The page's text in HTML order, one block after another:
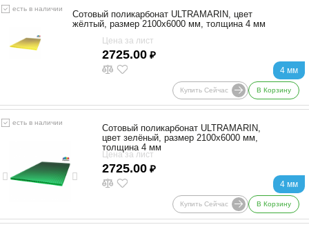
есть в наличии
4 мм
Сотовый поликарбонат ULTRAMARIN, цвет
жёлтый, размер 2100x6000 мм, толщина 4 мм
Цена за лист
2725.00 ₽
Купить Сейчас В Корзину
есть в наличии
4 мм
Сотовый поликарбонат ULTRAMARIN,
цвет зелёный, размер 2100x6000 мм,
толщина 4 мм
Цена за лист
2725.00 ₽
Купить Сейчас В Корзину